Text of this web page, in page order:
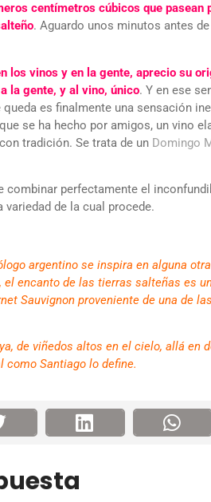
centímetros cúbicos que pasean
. Aguardo unos minutos antes
los vinos y en la gente, aprecio su
la gente, y al vino, único. Y en ese
es finalmente una sensación
se ha hecho por amigos, un vino
tradición. Se trata de un Domingo
combinar perfectamente el
de la cual procede.
argentino se inspira en alguna
el encanto de las tierras salteñas es
Sauvignon proveniente de una de
de viñedos altos en el cielo, allá en
Santiago lo define.